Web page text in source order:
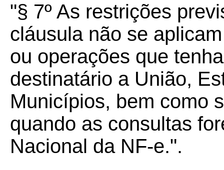
"§ 7º As restrições
cláusula não se
ou operações que
destinatário a União,
Municípios, bem como
quando as consultas
Nacional da NF-e.".